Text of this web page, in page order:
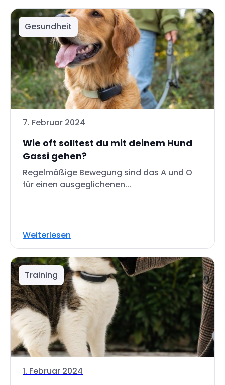
Gesundheit
7. Februar 2024
Wie oft solltest du mit deinem Hund
Gassi gehen?
Regelmäßige Bewegung sind das A und O
für einen ausgeglichenen...
Weiterlesen
Training
1. Februar 2024